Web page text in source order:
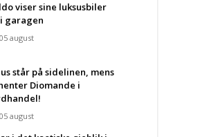
viser sine luksusbiler
garagen
august
står på sidelinen, mens
Diomande i
august